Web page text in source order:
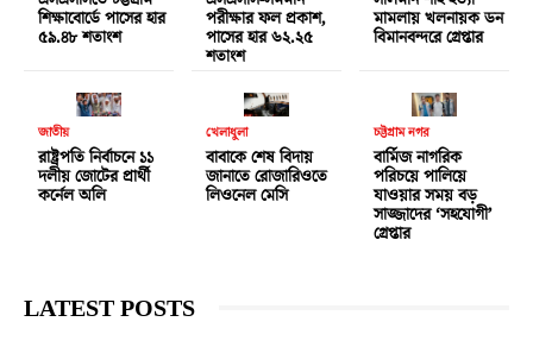
শিক্ষাবোর্ডে পাসের হার
৫৯.৪৮ শতাংশ
পরীক্ষার ফল প্রকাশ,
পাসের হার ৬২.২৫
শতাংশ
মামলায় খলনায়ক ডন
বিমানবন্দরে গ্রেপ্তার
জাতীয়
রাষ্ট্রপতি নির্বাচনে ১১
দলীয় জোটের প্রার্থী
কর্নেল অলি
খেলাধুলা
বাবাকে শেষ বিদায়
জানাতে রোজারিওতে
লিওনেল মেসি
চট্টগ্রাম নগর
বার্মিজ নাগরিক
পরিচয়ে পালিয়ে
যাওয়ার সময় বড়
সাজ্জাদের ‘সহযোগী’
গ্রেপ্তার
LATEST POSTS